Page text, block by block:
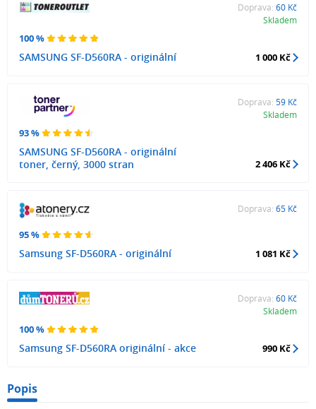
100 %
SAMSUNG SF-D560RA - originální
Doprava: 60 Kč
Skladem
1 000 Kč
93 %
SAMSUNG SF-D560RA - originální
toner, černý, 3000 stran
Doprava: 59 Kč
Skladem
2 406 Kč
95 %
Samsung SF-D560RA - originální
Doprava: 65 Kč
1 081 Kč
100 %
Samsung SF-D560RA originální - akce
Doprava: 60 Kč
Skladem
990 Kč
Popis